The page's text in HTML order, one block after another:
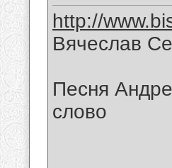
http://
Вячеслав
Песня
слово